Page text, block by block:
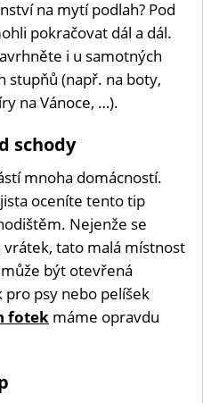
na mytí podlah? Pod
pokračovat dál a dál.
i u samotných
stupňů (např. na boty,
na Vánoce, …).
schody
mnoha domácností.
oceníte tento tip
Nejenže se
tato malá místnost
být otevřená
pro psy nebo pelíšek
fotek máme opravdu